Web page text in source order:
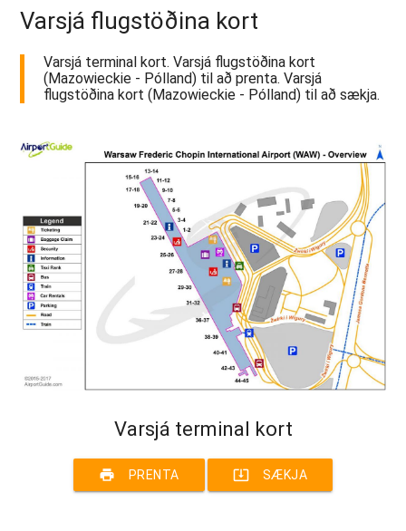
Varsjá flugstöðina kort
Varsjá terminal kort. Varsjá flugstöðina kort
(Mazowieckie - Pólland) til að prenta. Varsjá
flugstöðina kort (Mazowieckie - Pólland) til að sækja.
Varsjá terminal kort
print PRENTA system_update_alt SÆKJA